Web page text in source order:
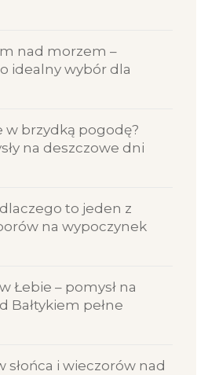
nad morzem –
idealny wybór dla
w brzydką pogodę?
na deszczowe dni
to jeden z
na wypoczynek
Łebie – pomysł na
Bałtykiem pełne
słońca i wieczorów nad